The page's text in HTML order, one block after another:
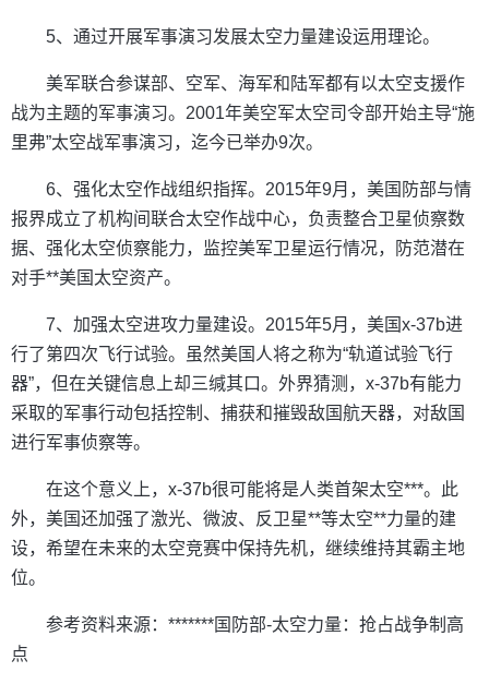
5、通过开展军事演习发展太空力量建设运用理论。
美军联合参谋部、空军、海军和陆军都有以太空支援作
战为主题的军事演习。2001年美空军太空司令部开始主导“施
里弗”太空战军事演习，迄今已举办9次。
6、强化太空作战组织指挥。2015年9月，美国防部与情
报界成立了机构间联合太空作战中心，负责整合卫星侦察数
据、强化太空侦察能力，监控美军卫星运行情况，防范潜在
对手**美国太空资产。
7、加强太空进攻力量建设。2015年5月，美国x-37b进
行了第四次飞行试验。虽然美国人将之称为“轨道试验飞行
器”，但在关键信息上却三缄其口。外界猜测，x-37b有能力
采取的军事行动包括控制、捕获和摧毁敌国航天器，对敌国
进行军事侦察等。
在这个意义上，x-37b很可能将是人类首架太空***。此
外，美国还加强了激光、微波、反卫星**等太空**力量的建
设，希望在未来的太空竞赛中保持先机，继续维持其霸主地
位。
参考资料来源：*******国防部-太空力量：抢占战争制高
点